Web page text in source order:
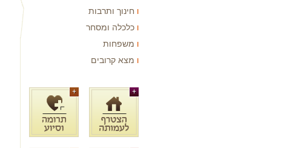
חינוך ותרבות
כלכלה ומסחר
משפחות
מצא קרובים